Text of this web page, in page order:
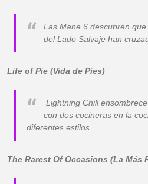
Las Mane 6 descubren
del Lado Salvaje han
Life of Pie (Vida de Pies)
Lightning Chill
con dos cocineras en la
diferentes estilos.
The Rarest Of Occasions (La Más